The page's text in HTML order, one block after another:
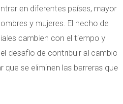
en diferentes países, mayor
y mujeres. El hecho de
cambien con el tiempo y
desafío de contribuir al cambio
que se eliminen las barreras que